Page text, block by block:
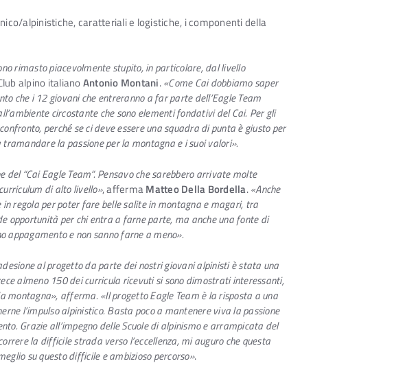
alpinistiche, caratteriali e logistiche, i componenti della
rimasto piacevolmente stupito, in particolare, dal livello
alpino italianoAntonio Montani.«Come Cai dobbiamo saper
che i 12 giovani che entreranno a far parte dell’Eagle Team
circostante che sono elementi fondativi del Cai. Per gli
perché se ci deve essere una squadra di punta è giusto per
la passione per la montagna e i suoi valori».
“Cai Eagle Team”. Pensavo che sarebbero arrivate molte
di alto livello», affermaMatteo Della Bordella.«Anche
regola per poter fare belle salite in montagna e magari, tra
opportunità per chi entra a farne parte, ma anche una fonte di
appagamento e non sanno farne a meno».
al progetto da parte dei nostri giovani alpinisti è stata una
almeno 150 dei curricula ricevuti si sono dimostrati interessanti,
afferma. «Il progetto Eagle Team è la risposta a una
l’impulso alpinistico. Basta poco a mantenere viva la passione
Grazie all’impegno delle Scuole di alpinismo e arrampicata del
la difficile strada verso l’eccellenza, mi auguro che questa
su questo difficile e ambizioso percorso».